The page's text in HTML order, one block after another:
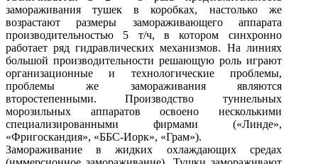
замораживания тушек в коробках, настолько же
возрастают размеры замораживающего аппарата
производительностью 5 т/ч, в котором синхронно
работает ряд гидравлических механизмов. На линиях
большой производительности решающую роль играют
организационные и технологические проблемы,
проблемы же замораживания являются
второстепенными. Производство туннельных
морозильных аппаратов освоено несколькими
специализированными фирмами («Линде»,
«Фригоскандия», «ББС-Иорк», «Грам»).
Замораживание в жидких охлаждающих средах